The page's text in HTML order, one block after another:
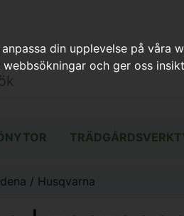
/ Husqvarna
din upplevelse på
och ger oss